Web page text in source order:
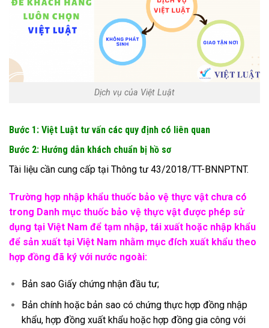
Dịch vụ của Việt Luật
Bước 1: Việt Luật tư vấn các quy định có liên quan
Bước 2: Hướng dẫn khách chuẩn bị hồ sơ
Tài liệu cần cung cấp tại Thông tư 43/2018/TT-BNNPTNT.
Trường hợp nhập khẩu thuốc bảo vệ thực vật chưa có
trong Danh mục thuốc bảo vệ thực vật được phép sử
dụng tại Việt Nam để tạm nhập, tái xuất hoặc nhập khẩu
để sản xuất tại Việt Nam nhằm mục đích xuất khẩu theo
hợp đồng đã ký với nước ngoài:
Bản sao Giấy chứng nhận đầu tư;
Bản chính hoặc bản sao có chứng thực hợp đồng nhập
khẩu, hợp đồng xuất khẩu hoặc hợp đồng gia công với